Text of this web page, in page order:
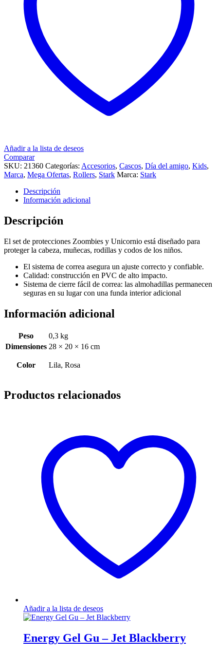
Añadir a la lista de deseos
Comparar
SKU: 21360 Categorías: Accesorios, Cascos, Día del amigo, Kids,
Marca, Mega Ofertas, Rollers, Stark Marca: Stark
Descripción
Información adicional
Descripción
El set de protecciones Zoombies y Unicornio está diseñado para
proteger la cabeza, muñecas, rodillas y codos de los niños.
El sistema de correa asegura un ajuste correcto y confiable.
Calidad: construcción en PVC de alto impacto.
Sistema de cierre fácil de correa: las almohadillas permanecen
seguras en su lugar con una funda interior adicional
Información adicional
Peso
0,3 kg
Dimensiones 28 × 20 × 16 cm
Color Lila, Rosa
Productos relacionados
Añadir a la lista de deseos
Energy Gel Gu – Jet Blackberry